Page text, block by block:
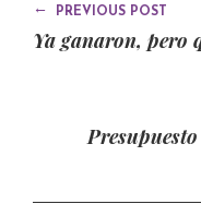
← PREVIOUS POST
Ya ganaron, pero